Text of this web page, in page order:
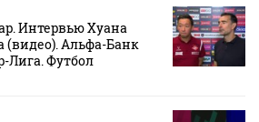
Интервью Хуана
(видео). Альфа-Банк
Лига. Футбол